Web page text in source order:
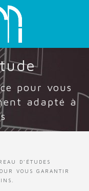
pour vous
adapté à
D’ÉTUDES
VOUS GARANTIR